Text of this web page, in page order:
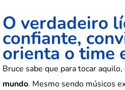
O verdadeiro
confiante,
orienta o time
Bruce sabe que para tocar aquilo,
mundo. Mesmo sendo músicos